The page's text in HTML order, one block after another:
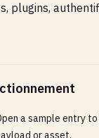
\
plugins,
a sample entry
or asset.